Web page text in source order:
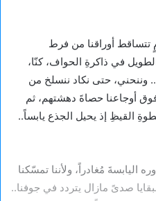
تتساقط أوراقنا من فرط
في ذاكرةِ الحواف، كنّا،
وننحني، حتى نكاد ننسلخ من
أوجاعنا حصاةَ دهشتهم، ثم
القيظِ إذ يحيل الجذع يابساً..
اليابسةَ مُغادراً، ولأننا تمسّكنا
صدىً مازال يتردد في جوفنا..